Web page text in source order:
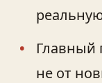
Главный
не от